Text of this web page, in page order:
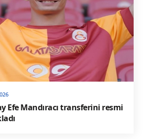
Efe Mandıracı transferini resmi